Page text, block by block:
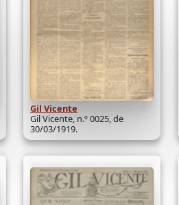
Gil Vicente
Gil Vicente, n.º 0025, de
30/03/1919.